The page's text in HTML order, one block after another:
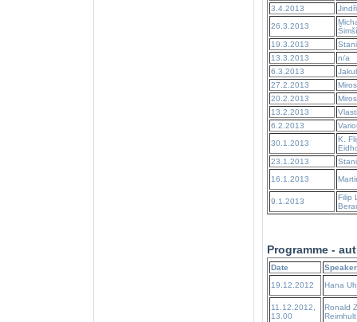
3.4.2013
26.3.2013
19.3.2013
13.3.2013
n/a
6.3.2013
27.2.2013
20.2.2013
13.2.2013
6.2.2013
30.1.2013
K.
23.1.2013
16.1.2013
9.1.2013
Filip
Programme -
Date
Speaker
19.12.2012
Hana
11.12.2012,
13.00
Ronald